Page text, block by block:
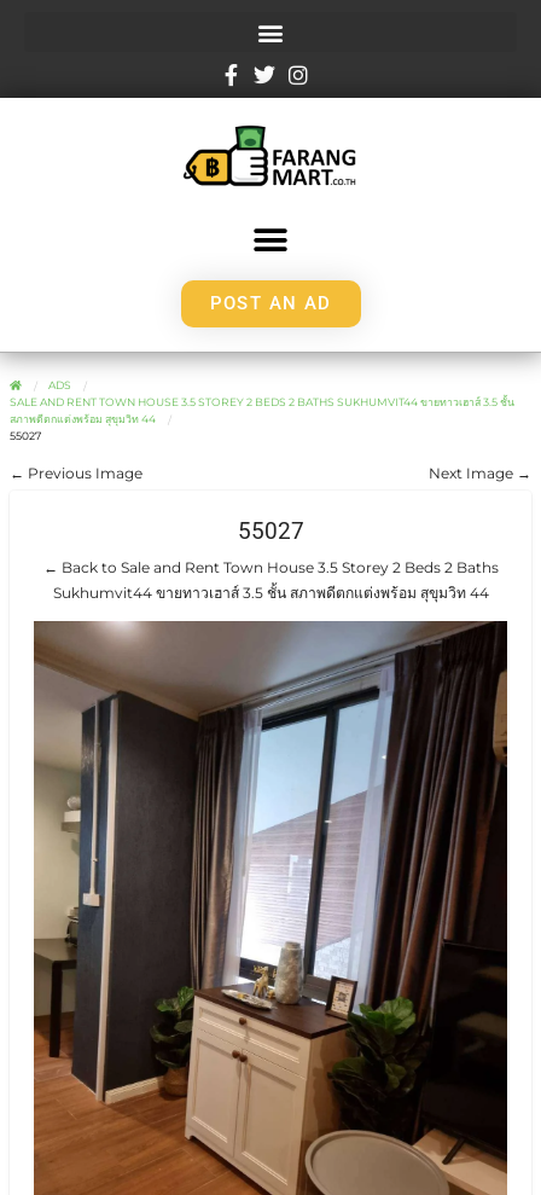
POST AN AD
ADS
SALE AND RENT TOWN HOUSE 3.5 STOREY 2 BEDS 2 BATHS SUKHUMVIT44 ขายทาวเฮาส์ 3.5 ชั้น
สภาพดีตกแต่งพร้อม สุขุมวิท 44
55027
← Previous Image Next Image →
55027
← Back to Sale and Rent Town House 3.5 Storey 2 Beds 2 Baths
Sukhumvit44 ขายทาวเฮาส์ 3.5 ชั้น สภาพดีตกแต่งพร้อม สุขุมวิท 44